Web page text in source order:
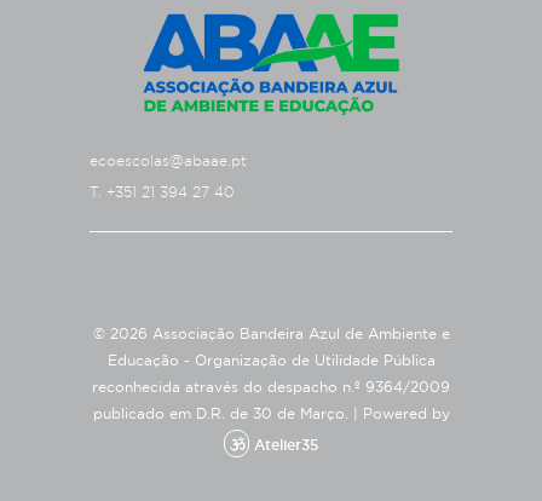
ecoescolas@abaae.pt
T. +351 21 394 27 40
© 2026 Associação Bandeira Azul de Ambiente e
Educação - Organização de Utilidade Pública
reconhecida através do despacho n.º 9364/2009
publicado em D.R. de 30 de Março. |
Powered by
Atelier35